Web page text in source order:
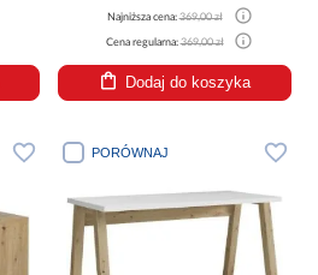
Najniższa cena:369,00 zł
Cena regularna:369,00 zł
Dodaj do koszyka
PORÓWNAJ